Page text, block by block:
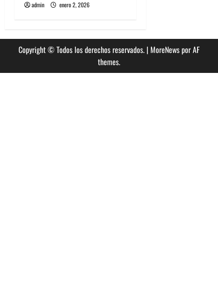
admin enero 2, 2026
Copyright © Todos los derechos reservados. | MoreNewspor AF
themes.